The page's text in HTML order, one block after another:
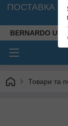
ПОСТАВКА
BERNARDO
Товари та